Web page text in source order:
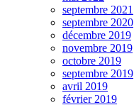
septembre 2021
septembre 2020
décembre 2019
novembre 2019
octobre 2019
septembre 2019
avril 2019
février 2019